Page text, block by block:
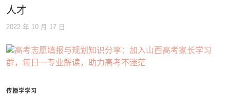
人才
2022 年 10 月 17 日
传播学学习